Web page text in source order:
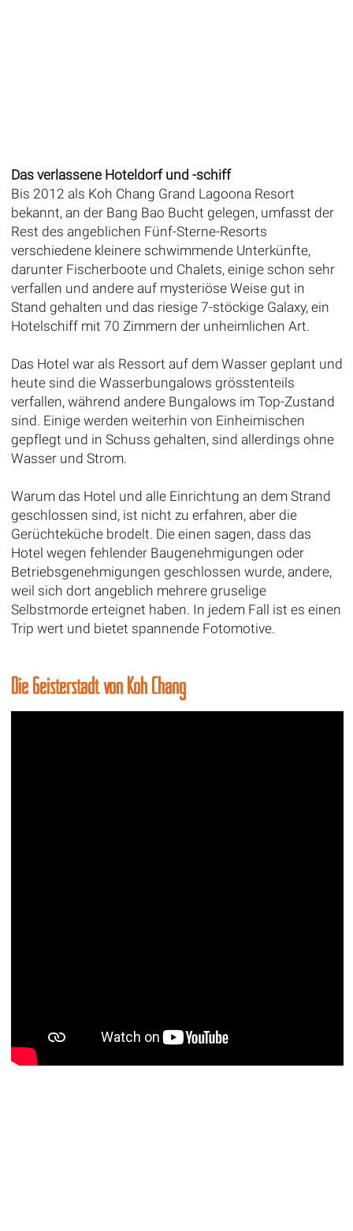
Das verlassene Hoteldorf und -schiff
Bis 2012 als Koh Chang Grand Lagoona Resort
bekannt, an der Bang Bao Bucht gelegen, umfasst der
Rest des angeblichen Fünf-Sterne-Resorts
verschiedene kleinere schwimmende Unterkünfte,
darunter Fischerboote und Chalets, einige schon sehr
verfallen und andere auf mysteriöse Weise gut in
Stand gehalten und das riesige 7-stöckige Galaxy, ein
Hotelschiff mit 70 Zimmern der unheimlichen Art.
Das Hotel war als Ressort auf dem Wasser geplant und
heute sind die Wasserbungalows grösstenteils
verfallen, während andere Bungalows im Top-Zustand
sind. Einige werden weiterhin von Einheimischen
gepflegt und in Schuss gehalten, sind allerdings ohne
Wasser und Strom.
Warum das Hotel und alle Einrichtung an dem Strand
geschlossen sind, ist nicht zu erfahren, aber die
Gerüchteküche brodelt. Die einen sagen, dass das
Hotel wegen fehlender Baugenehmigungen oder
Betriebsgenehmigungen geschlossen wurde, andere,
weil sich dort angeblich mehrere gruselige
Selbstmorde erteignet haben. In jedem Fall ist es einen
Trip wert und bietet spannende Fotomotive.
Die Geisterstadt von Koh Chang